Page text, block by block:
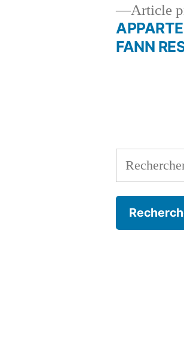
Navigation
Article
FANN
Rechercher :